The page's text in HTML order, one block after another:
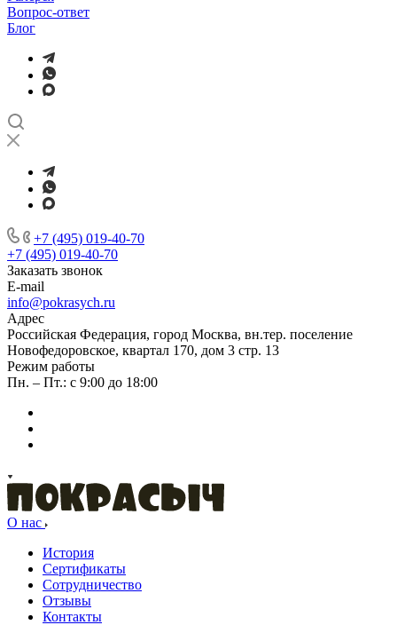
Вопрос-ответ
Блог
+7 (495) 019-40-70
+7 (495) 019-40-70
Заказать звонок
E-mail
info@pokrasych.ru
Адрес
Российская Федерация, город Москва, вн.тер. поселение
Новофедоровское, квартал 170, дом 3 стр. 13
Режим работы
Пн. – Пт.: с 9:00 до 18:00
О нас
История
Сертификаты
Сотрудничество
Отзывы
Контакты